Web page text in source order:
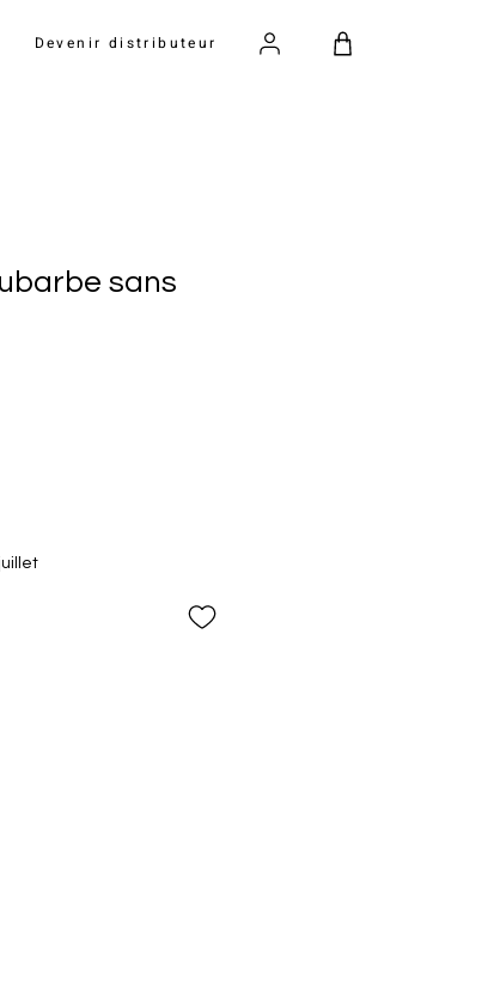
Devenir distributeur
sans